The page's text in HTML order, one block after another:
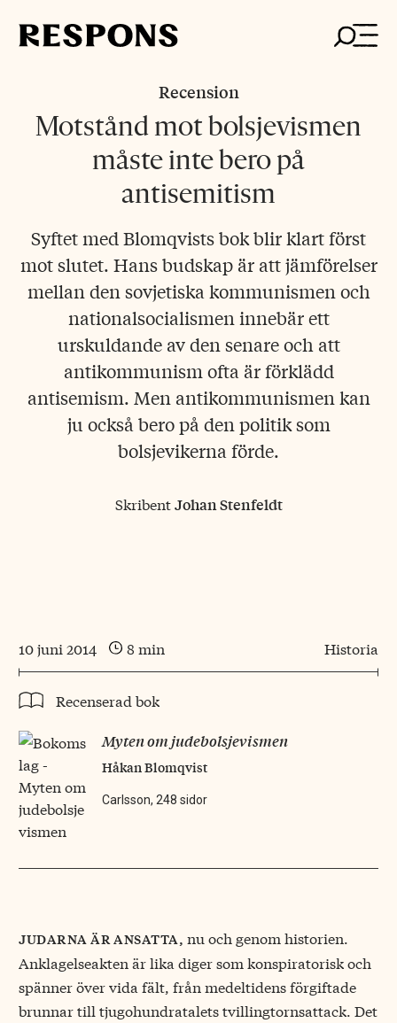
Recension
Motstånd mot bolsjevismen
måste inte bero på
antisemitism
Syftet med Blomqvists bok blir klart först
mot slutet. Hans budskap är att jämförelser
mellan den sovjetiska kommunismen och
nationalsocialismen innebär ett
urskuldande av den senare och att
antikommunism ofta är förklädd
antisemism. Men antikommunismen kan
ju också bero på den politik som
bolsjevikerna förde.
SkribentJohan Stenfeldt
10 juni 2014 8 min Historia
Recenserad bok
Myten om judebolsjevismen
Håkan Blomqvist
Carlsson, 248 sidor
judarna är ansatta, nu och genom historien.
Anklagelseakten är lika diger som konspiratorisk och
spänner över vida fält, från medeltidens förgiftade
brunnar till tjugohundratalets tvillingtornsattack. Det